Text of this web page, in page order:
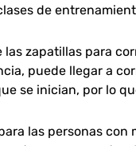
de
zapatillas para
puede llegar a
se inician, por lo
las personas